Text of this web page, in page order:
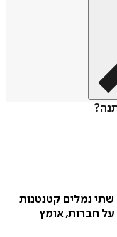
שתי נמלים קטנטנות
חברות, אומץ